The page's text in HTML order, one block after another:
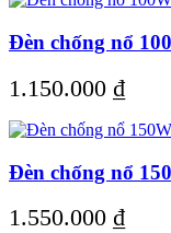
Đèn chống nổ
1.150.000 ₫
Đèn chống nổ
1.550.000 ₫